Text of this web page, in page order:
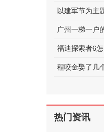
广州一梯一户
福迪探索者6
程咬金娶了几
热门资讯